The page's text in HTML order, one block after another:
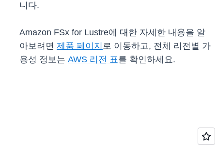
니다.
Amazon FSx for Lustre에 대한 자세한 내용을 알
아보려면 제품 페이지 로 이동하고, 전체 리전별 가
용성 정보는 AWS 리전 표를 확인하세요.